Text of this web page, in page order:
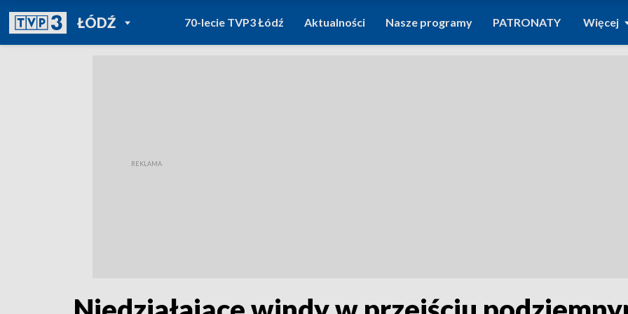
ŁÓDŹPOWRÓT DO
TVP REGIONY
70-lecie TVP3 Łódź Aktualności Nasze programy PATRONATY Więcej